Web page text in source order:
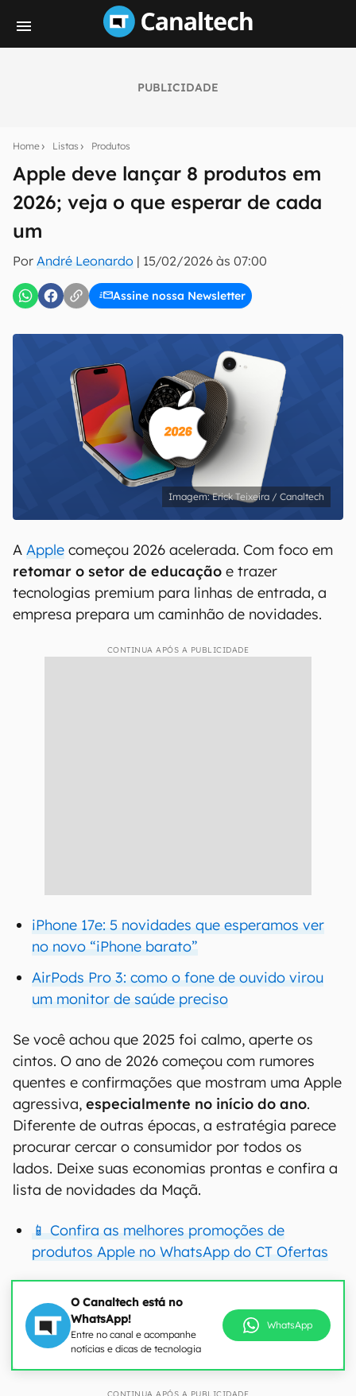
PUBLICIDADE
Home Listas Produtos
Apple deve lançar 8 produtos em
2026; veja o que esperar de cada
um
Por André Leonardo | 15/02/2026 às 07:00
Assine nossa Newsletter
notícias e reviews sobre tecnologia em primeira
mão.
E-mail
inscreva-se
Uso e Política de Privacidade do Canaltech.
Erick Teixeira / Canaltech
A Apple começou 2026 acelerada. Com foco em
retomar o setor de educação e trazer
tecnologias premium para linhas de entrada, a
empresa prepara um caminhão de novidades.
CONTINUA APÓS A PUBLICIDADE
iPhone 17e: 5 novidades que esperamos ver
no novo “iPhone barato”
AirPods Pro 3: como o fone de ouvido virou
um monitor de saúde preciso
Se você achou que 2025 foi calmo, aperte os
cintos. O ano de 2026 começou com rumores
quentes e confirmações que mostram uma Apple
agressiva, especialmente no início do ano.
Diferente de outras épocas, a estratégia parece
procurar cercar o consumidor por todos os
lados. Deixe suas economias prontas e confira a
lista de novidades da Maçã.
📱 Confira as melhores promoções de
produtos Apple no WhatsApp do CT Ofertas
O Canaltech está no
WhatsApp!
Entre no canal e acompanhe
notícias e dicas de tecnologia
WhatsApp